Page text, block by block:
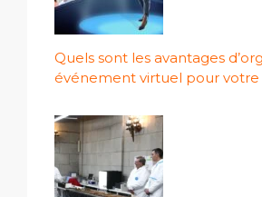
Quels sont les avantages
événement virtuel pour votre